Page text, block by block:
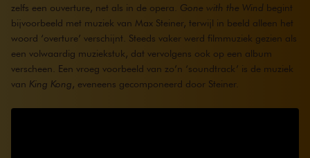
zelfs een ouverture, net als in de opera. Gone with the Wind begint
bijvoorbeeld met muziek van Max Steiner, terwijl in beeld alleen het
woord ‘overture’ verschijnt. Steeds vaker werd filmmuziek gezien als
een volwaardig muziekstuk, dat vervolgens ook op een album
verscheen. Een vroeg voorbeeld van zo’n ‘soundtrack’ is de muziek
van King Kong, eveneens gecomponeerd door Steiner.